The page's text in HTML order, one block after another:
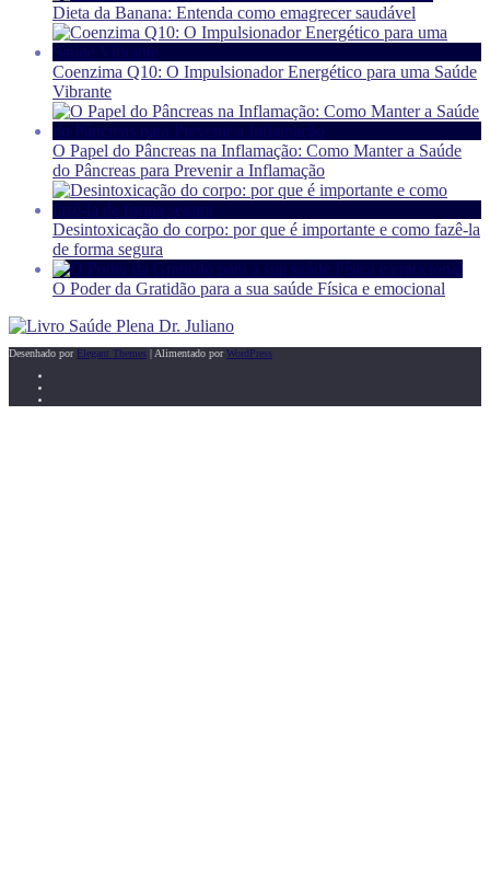
Dieta da Banana: Entenda como emagrecer saudável
Coenzima Q10: O Impulsionador Energético para uma Saúde
Vibrante
O Papel do Pâncreas na Inflamação: Como Manter a Saúde
do Pâncreas para Prevenir a Inflamação
Desintoxicação do corpo: por que é importante e como fazê-la
de forma segura
O Poder da Gratidão para a sua saúde Física e emocional
Desenhado por Elegant Themes | Alimentado porWordPress